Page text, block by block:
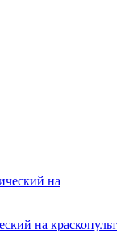
на краскопульт